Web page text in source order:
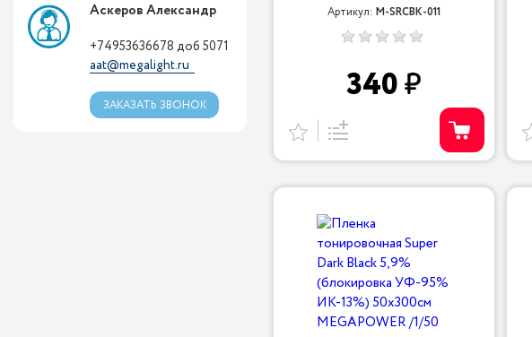
Аскеров Александр
+74953636678 доб 5071
aat@megalight.ru
ЗАКАЗАТЬ ЗВОНОК
Артикул: M-SRCBK-011
340